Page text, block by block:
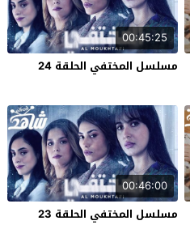
00:45:25
مسلسل المختفي الحلقة 24
00:46:00
مسلسل المختفي الحلقة 23